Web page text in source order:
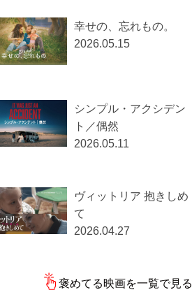
幸せの、忘れもの。
2026.05.15
シンプル・アクシデン
ト／偶然
2026.05.11
ヴィットリア 抱きしめ
て
2026.04.27
褒めてる映画を一覧で見る